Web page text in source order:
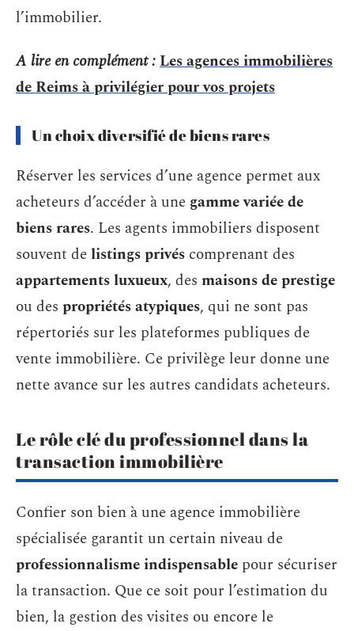
l’immobilier.
A lire en complément :Les agences immobilières
de Reims à privilégier pour vos projets
Un choix diversifié de biens rares
Réserver les services d’une agence permet aux
acheteurs d’accéder à une gamme variée de
biens rares. Les agents immobiliers disposent
souvent delistings privés comprenant des
appartements luxueux, des maisons de prestige
ou des propriétés atypiques, qui ne sont pas
répertoriés sur les plateformes publiques de
vente immobilière. Ce privilège leur donne une
nette avance sur les autres candidats acheteurs.
Le rôle clé du professionnel dans la
transaction immobilière
Confier son bien à une agence immobilière
spécialisée garantit un certain niveau de
professionnalisme indispensable pour sécuriser
la transaction. Que ce soit pour l’estimation du
bien, la gestion des visites ou encore le